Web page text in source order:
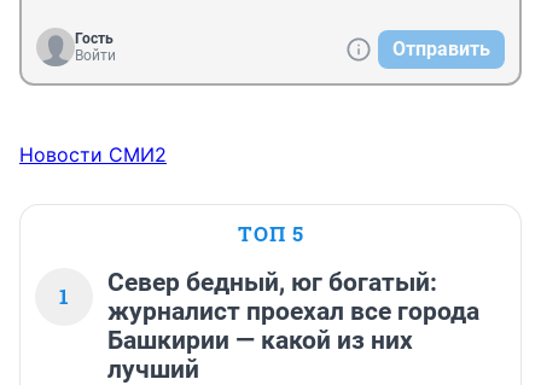
Гость
Войти
Отправить
Новости СМИ2
ТОП 5
1
Север бедный, юг богатый:
журналист проехал все города
Башкирии — какой из них
лучший